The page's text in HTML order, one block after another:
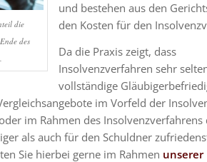
die
des
und bestehen aus den
den Kosten für den
Da die Praxis zeigt, dass
Insolvenzverfahren sehr
vollständige
im Vorfeld der
oder im Rahmen des Insolvenzverfahrens
als auch für den Schuldner
Sie hierbei gerne im Rahmen unserer